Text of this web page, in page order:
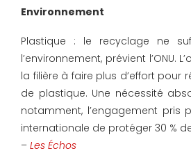
Environnement
Plastique : le recyclage ne
l’environnement, prévient l’ONU.
la filière à faire plus d’effort pour
de plastique. Une nécessité
notamment, l’engagement pris
internationale de protéger 30 %
– Les Échos